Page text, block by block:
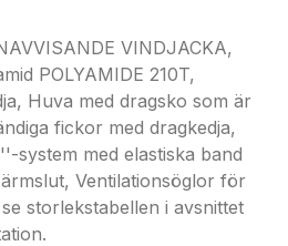
VINDJACKA,
POLYAMIDE 210T,
Huva med dragsko som är
fickor med dragkedja,
system med elastiska band
Ventilationsöglor för
storlekstabellen i avsnittet